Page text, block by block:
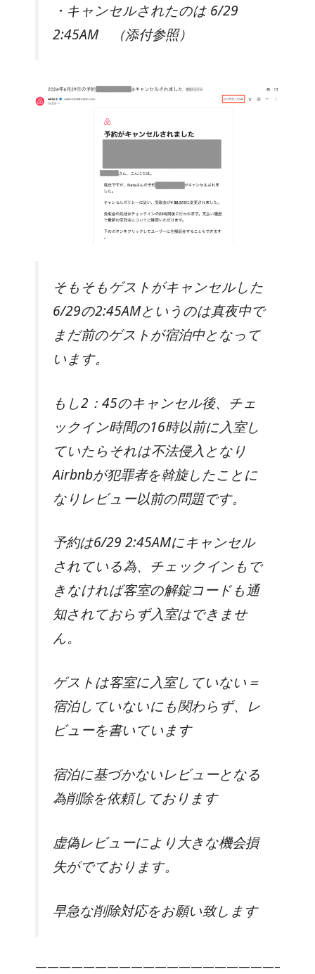
・キャンセルされたのは 6/29
2:45AM （添付参照）
そもそもゲストがキャンセルした
6/29の2:45AMというのは真夜中で
まだ前のゲストが宿泊中となって
います。
もし2：45のキャンセル後、チェ
ックイン時間の16時以前に入室し
ていたらそれは不法侵入となり
Airbnbが犯罪者を斡旋したことに
なりレビュー以前の問題です。
予約は6/29 2:45AMにキャンセル
されている為、チェックインもで
きなければ客室の解錠コードも通
知されておらず入室はできませ
ん。
ゲストは客室に入室していない＝
宿泊していないにも関わらず、レ
ビューを書いています
宿泊に基づかないレビューとなる
為削除を依頼しております
虚偽レビューにより大きな機会損
失がでております。
早急な削除対応をお願い致します
————————————————————–